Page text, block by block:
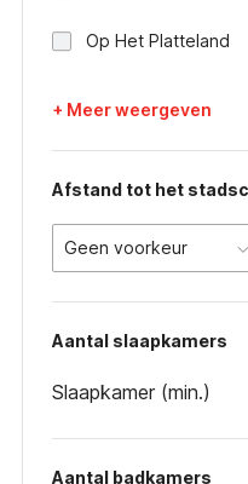
Op Het Platteland
+ Meer weergeven
Afstand tot het
Geen voorkeur
Aantal slaapkamers
Slaapkamer (min.)
Aantal badkamers